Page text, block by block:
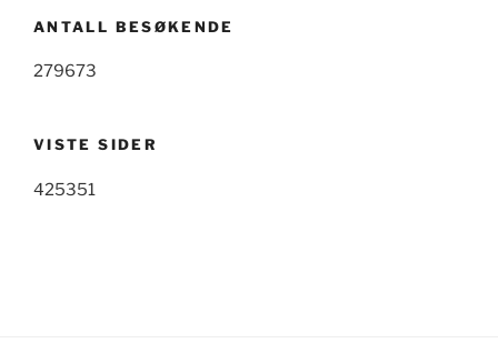
ANTALL BESØKENDE
279673
VISTE SIDER
425351